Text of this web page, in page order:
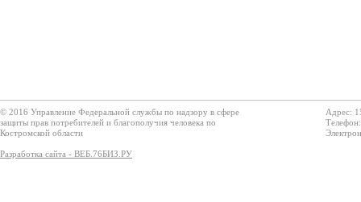
© 2016 Управление Федеральной службы по надзору в сфере
защиты прав потребителей и благополучия человека по
Костромской области
Разработка сайта - ВЕБ.76БИЗ.РУ
Адрес: